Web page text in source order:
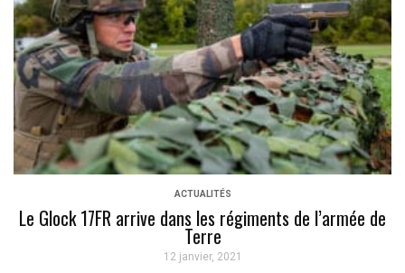
ACTUALITÉS
Le Glock 17FR arrive dans les régiments de l’armée de
Terre
12 janvier, 2021